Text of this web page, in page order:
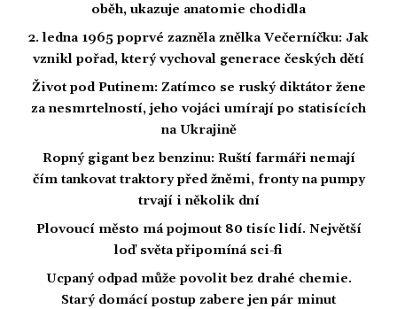
oběh, ukazuje anatomie chodidla
2. ledna 1965 poprvé zazněla znělka Večerníčku: Jak
vznikl pořad, který vychoval generace českých dětí
Život pod Putinem: Zatímco se ruský diktátor žene
za nesmrtelností, jeho vojáci umírají po statisících
na Ukrajině
Ropný gigant bez benzinu: Ruští farmáři nemají
čím tankovat traktory před žněmi, fronty na pumpy
trvají i několik dní
Plovoucí město má pojmout 80 tisíc lidí. Největší
loď světa připomíná sci-fi
Ucpaný odpad může povolit bez drahé chemie.
Starý domácí postup zabere jen pár minut